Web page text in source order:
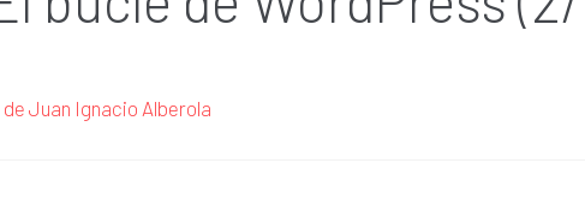
Juan Ignacio Alberola